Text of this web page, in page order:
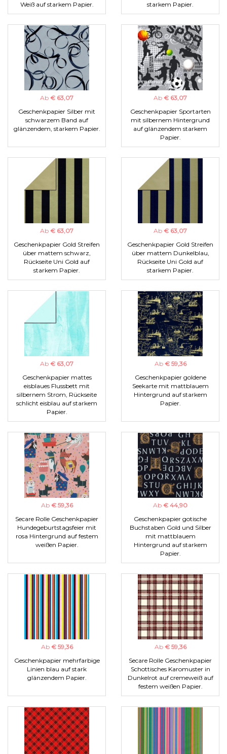
Weiß auf starkem Papier. starkem Papier.
Ab € 63,07
Geschenkpapier Silber mit
schwarzem Band auf
glänzendem, starkem Papier.
Ab € 63,07
Geschenkpapier Sportarten
mit silbernem Hintergrund
auf glänzendem starkem
Papier.
Ab € 63,07
Geschenkpapier Gold Streifen
über mattem schwarz,
Rückseite Uni Gold auf
starkem Papier.
Ab € 63,07
Geschenkpapier Gold Streifen
über mattem Dunkelblau,
Rückseite Uni Gold auf
starkem Papier.
Ab € 63,07
Geschenkpapier mattes
eisblaues Flussbett mit
silbernem Strom, Rückseite
schlicht eisblau auf starkem
Papier.
Ab € 59,36
Geschenkpapier goldene
Seekarte mit mattblauem
Hintergrund auf starkem
Papier.
Ab € 59,36
Secare Rolle Geschenkpapier
Hundegeburtstagsfeier mit
rosa Hintergrund auf festem
weißen Papier.
Ab € 44,90
Geschenkpapier gotische
Buchstaben Gold und Silber
mit mattblauem
Hintergrund auf starkem
Papier.
Ab € 59,36
Geschenkpapier mehrfarbige
Linien blau auf stark
glänzendem Papier.
Ab € 59,36
Secare Rolle Geschenkpapier
Schottisches Karomuster in
Dunkelrot auf cremeweiß auf
festem weißen Papier.